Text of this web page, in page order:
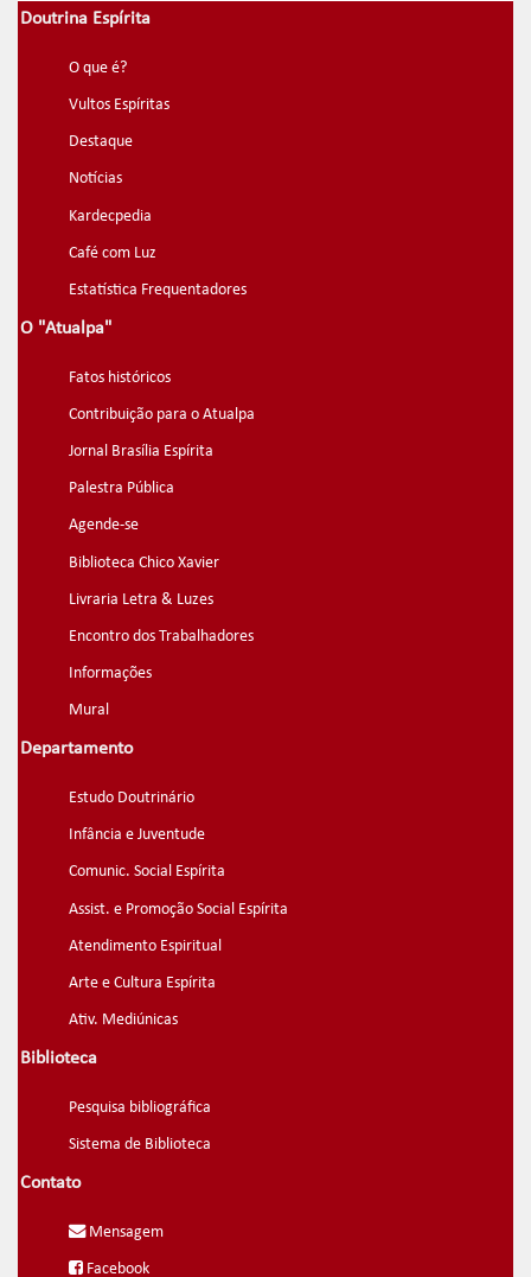
Doutrina Espírita
O que é?
Vultos Espíritas
Destaque
Notícias
Kardecpedia
Café com Luz
Estatística Frequentadores
O "Atualpa"
Fatos históricos
Contribuição para o Atualpa
Jornal Brasília Espírita
Palestra Pública
Agende-se
Biblioteca Chico Xavier
Livraria Letra & Luzes
Encontro dos Trabalhadores
Informações
Mural
Departamento
Estudo Doutrinário
Infância e Juventude
Comunic. Social Espírita
Assist. e Promoção Social Espírita
Atendimento Espiritual
Arte e Cultura Espírita
Ativ. Mediúnicas
Biblioteca
Pesquisa bibliográfica
Sistema de Biblioteca
Contato
Mensagem
Facebook